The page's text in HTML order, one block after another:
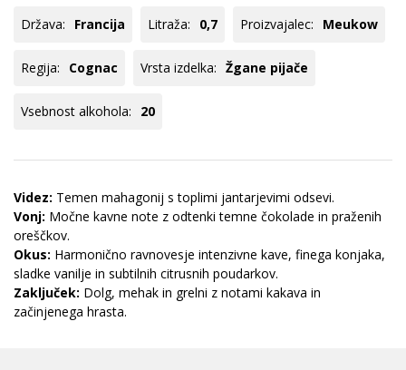
Država: Francija Litraža: 0,7 Proizvajalec: Meukow
Regija: Cognac Vrsta izdelka: Žgane pijače
Vsebnost alkohola: 20
Videz: Temen mahagonij s toplimi jantarjevimi odsevi.
Vonj: Močne kavne note z odtenki temne čokolade in praženih
oreščkov.
Okus: Harmonično ravnovesje intenzivne kave, finega konjaka,
sladke vanilje in subtilnih citrusnih poudarkov.
Zaključek: Dolg, mehak in grelni z notami kakava in
začinjenega hrasta.